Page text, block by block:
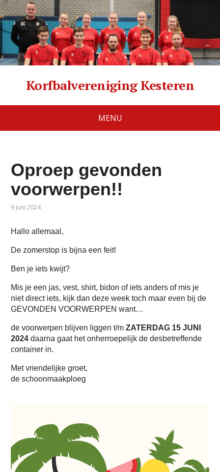
Korfbalvereniging Kesteren
MENU
Oproep gevonden
voorwerpen!!
9 juni 2024
Hallo allemaal,
De zomerstop is bijna een feit!
Ben je iets kwijt?
Mis je een jas, vest, shirt, bidon of iets anders of mis je
niet direct iets, kijk dan deze week toch maar even bij de
GEVONDEN VOORWERPEN want…
de voorwerpen blijven liggen t/mZATERDAG 15 JUNI
2024 daarna gaat het onherroepelijk de desbetreffende
container in.
Met vriendelijke groet,
de schoonmaakploeg